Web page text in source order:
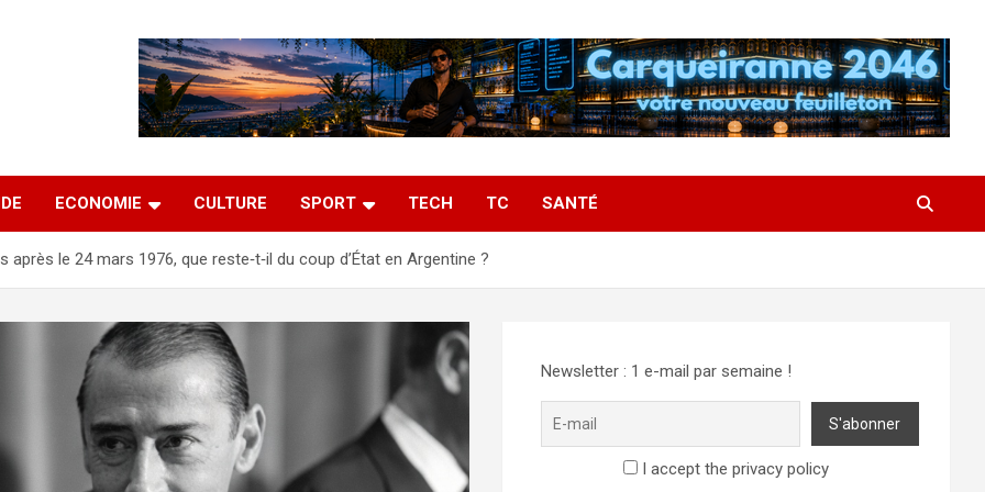
ECONOMIE CULTURE SPORT TECH TC SANTÉ
après le 24 mars 1976, que reste‑t‑il du coup d’État en Argentine ?
Newsletter : 1 e-mail par semaine !
I accept the privacy policy